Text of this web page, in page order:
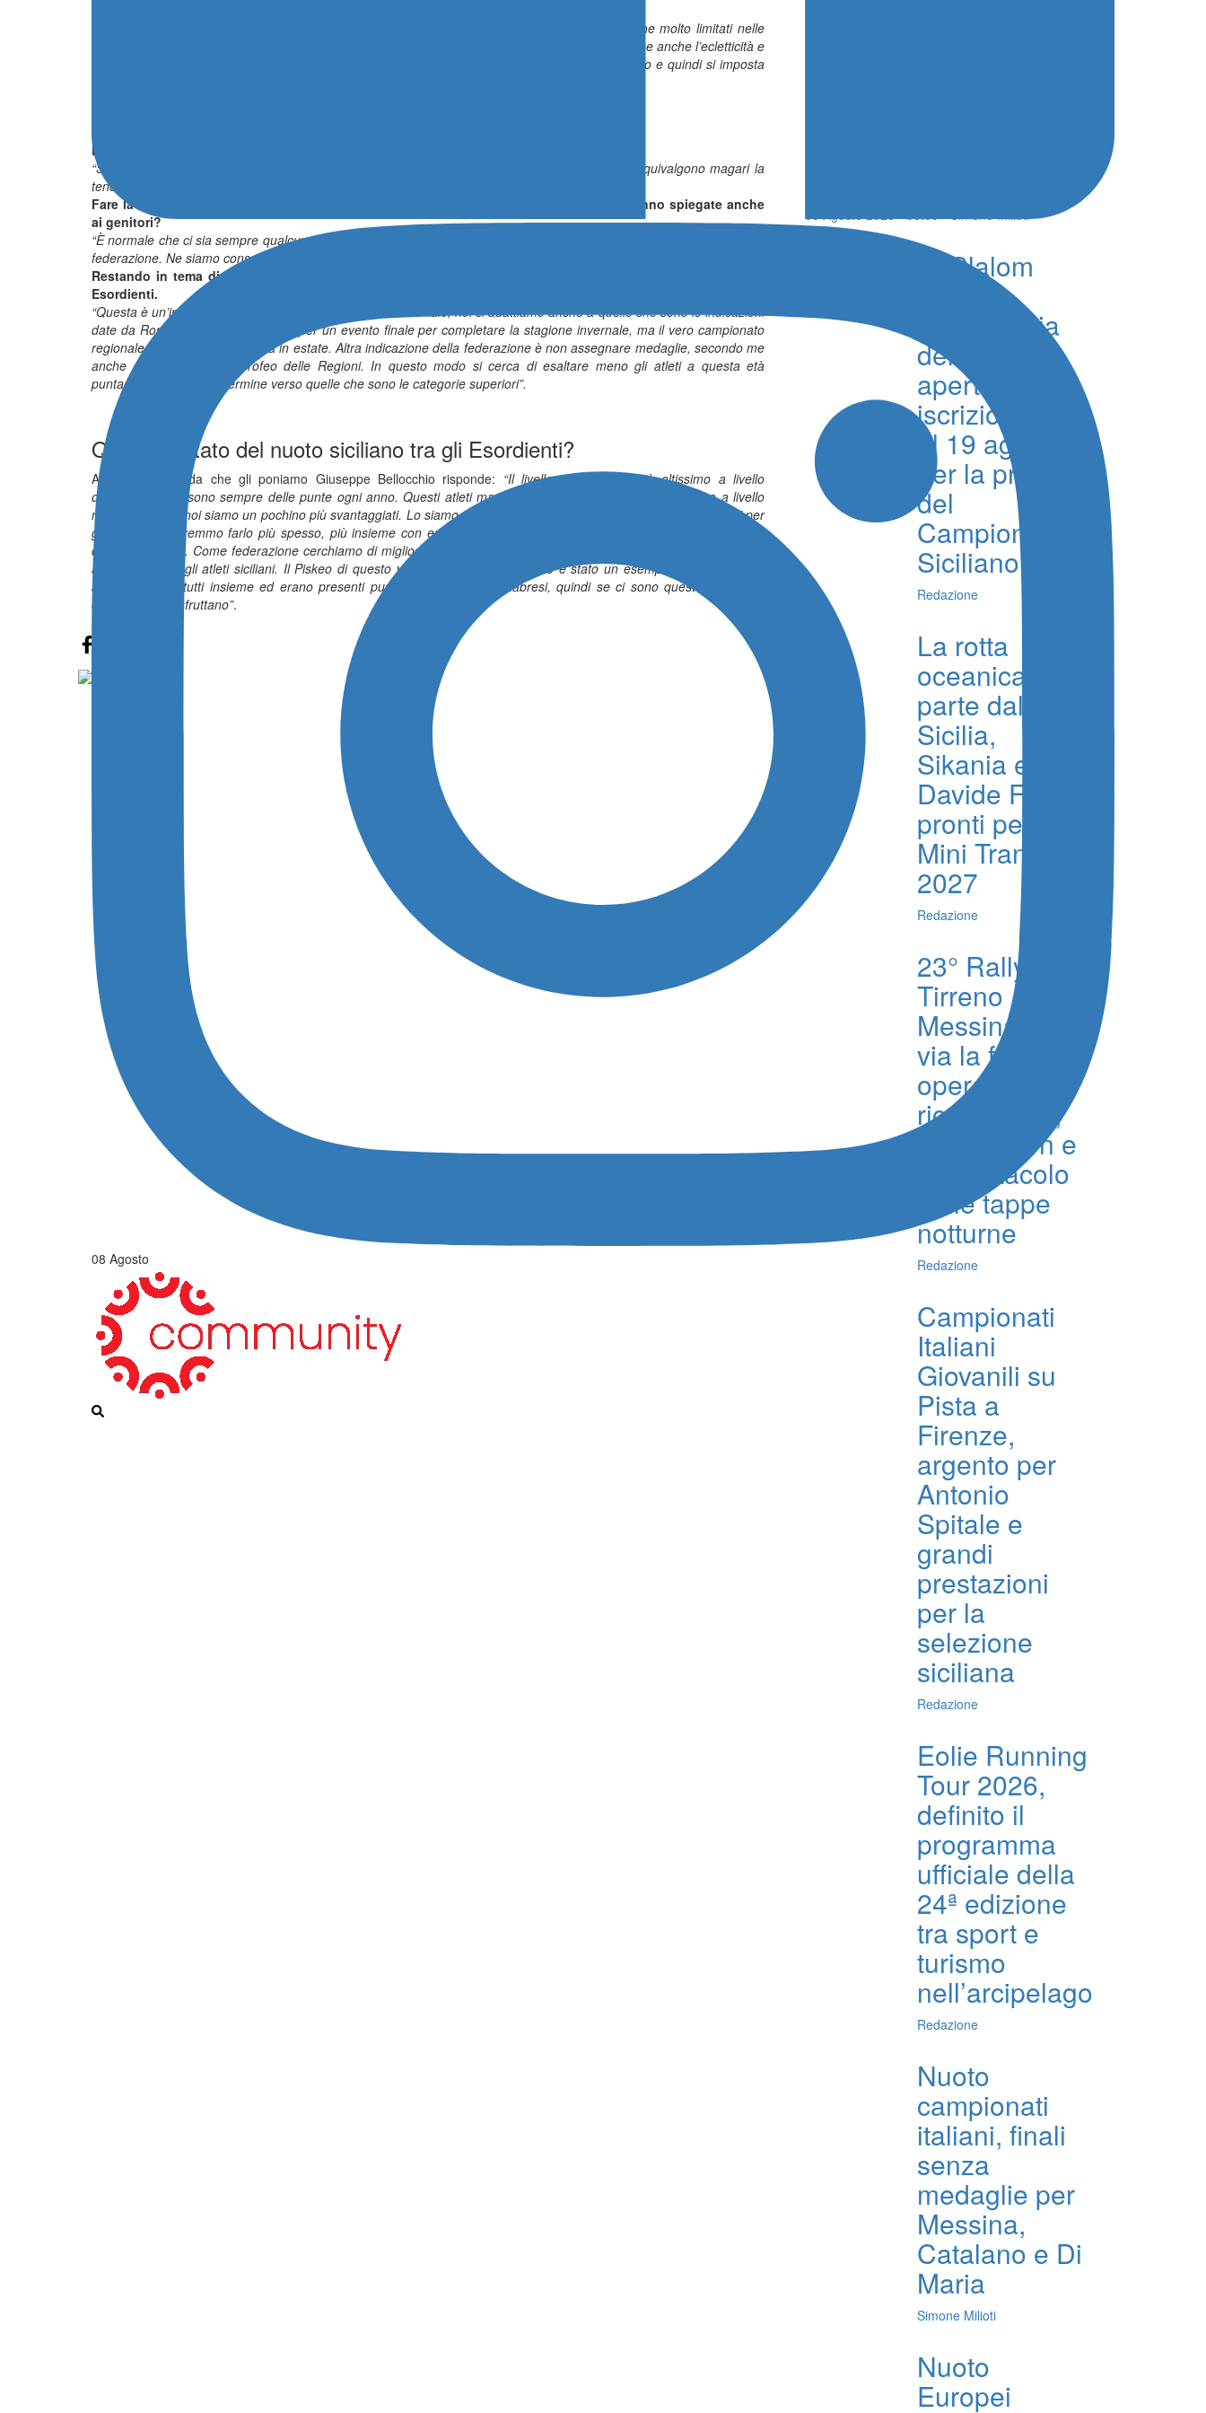
08 Agosto
“Si, si deve formare una squadra di cinque atleti maschi e cinque femmine, quindi siamo anche molto limitati nelle
scelte per rendere la squadra più competitiva possibile. È chiaro che viene presa in considerazione anche l’ecletticità e
dobbiamo ragionare anche in ottica staffette perché là a Scanzano daranno un punteggio doppio e quindi si imposta
Nelle scelte rientra anche l’anno di categoria del Ragazzo? Primo o secondo anno?
“Se c’è qualcuno di meritevole, anche se al primo anno, lo portiamo. Poi se le prestazioni si equivalgono magari la
tendenza è quella di premiare l’atleta del secondo anno come fatto in passato”.
Fare la selezione immagino porta a confrontarsi con gli altri tecnici e magari le scelte vanno spiegate anche
ai genitori?
“È normale che ci sia sempre qualcuno scontento e qualcuno contento, ma questo è in tutte le decisioni che prende la
federazione. Ne siamo consapevoli ma è anche giusto partire da dei criteri che siano quanto più oggettivi possibile”.
Restando in tema di decisioni da qualche anno non si svolge più il campionato regionale in corta per gli
Esordienti.
“Questa è un’indicazione che arriva a livello federale nazionale, noi ci adattiamo anche a quelle che sono le indicazioni
date da Roma. Optiamo comunque per un evento finale per completare la stagione invernale, ma il vero campionato
regionale è quello che si disputa in estate. Altra indicazione della federazione è non assegnare medaglie, secondo me
anche correttamente, al Trofeo delle Regioni. In questo modo si cerca di esaltare meno gli atleti a questa età
puntando poi sul lungo termine verso quelle che sono le categorie superiori”.
Qual è lo stato del nuoto siciliano tra gli Esordienti?
All’ultima domanda che gli poniamo Giuseppe Bellocchio risponde: “Il livello generale non è altissimo a livello
oggettivo, poi ci sono sempre delle punte ogni anno. Questi atleti magari sono un po’ più competitivi anche a livello
nazionale, però noi siamo un pochino più svantaggiati. Lo siamo per le difficoltà che abbiamo nel trovare momenti per
gareggiare, dovremmo farlo più spesso, più insieme con entrambi i concentramenti e magari confrontandoci anche
con altre regioni. Come federazione cerchiamo di migliorare col tempo cercando di fare più gare possibili negli ultimi
anni e con tutti gli atleti siciliani. Il Piskeo di questo weekend appena trascorso è stato un esempio positivo perché
appunto erano tutti insieme ed erano presenti pure diverse società calabresi, quindi se ci sono queste possibilità
chiaramente si sfruttano”.
08 Agosto 2026 - 08:00 - Simone Milioti
6° Slalom
Città di
Alessandria
della Rocca,
aperte le
iscrizioni fino
al 19 agosto
per la prova
del
Campionato
Siciliano
Redazione
La rotta
oceanica
parte dalla
Sicilia,
Sikania e
Davide Foti
pronti per la
Mini Transat
2027
Redazione
23° Rally
Tirreno
Messina, al
via la fase
operativa tra
ricognizioni,
shakedown e
lo spettacolo
delle tappe
notturne
Redazione
Campionati
Italiani
Giovanili su
Pista a
Firenze,
argento per
Antonio
Spitale e
grandi
prestazioni
per la
selezione
siciliana
Redazione
Eolie Running
Tour 2026,
definito il
programma
ufficiale della
24ª edizione
tra sport e
turismo
nell’arcipelago
Redazione
Nuoto
campionati
italiani, finali
senza
medaglie per
Messina,
Catalano e Di
Maria
Simone Milioti
Nuoto
Europei